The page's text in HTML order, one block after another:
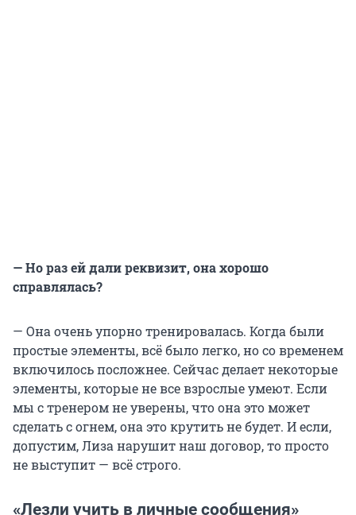
— Но раз ей дали реквизит, она хорошо
справлялась?
— Она очень упорно тренировалась. Когда были
простые элементы, всё было легко, но со временем
включилось посложнее. Сейчас делает некоторые
элементы, которые не все взрослые умеют. Если
мы с тренером не уверены, что она это может
сделать с огнем, она это крутить не будет. И если,
допустим, Лиза нарушит наш договор, то просто
не выступит — всё строго.
«Лезли учить в личные сообщения»